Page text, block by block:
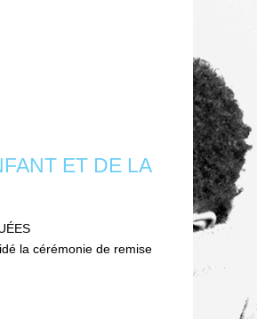
ET DE LA
la cérémonie de remise